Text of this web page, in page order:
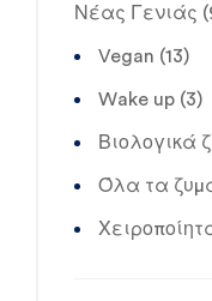
Νέας Γενιάς
Vegan (13)
Wake up (3)
Βιολογικά
Όλα τα